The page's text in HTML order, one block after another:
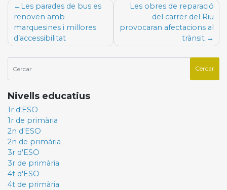
Navegació
d'entrades
Les parades de bus es
renoven amb
marquesines i millores
d’accessibilitat
Les obres de reparació
del carrer del Riu
provocaran afectacions al
trànsit
Nivells educatius
1r d'ESO
1r de primària
2n d'ESO
2n de primària
3r d'ESO
3r de primària
4t d'ESO
4t de primària